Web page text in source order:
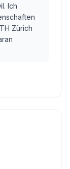
Ich
Zürich